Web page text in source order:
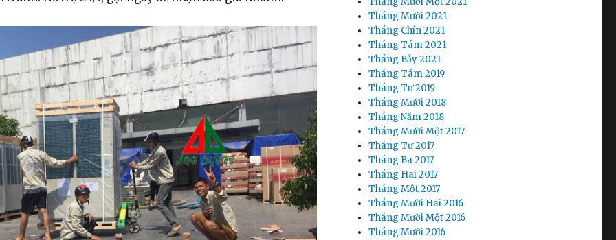
Tháng Mười 2021
Tháng Chín 2021
Tháng Tám 2021
Tháng Bảy 2021
Tháng Tám 2019
Tháng Tư 2019
Tháng Mười 2018
Tháng Năm 2018
Tháng Mười Một 2017
Tháng Tư 2017
Tháng Ba 2017
Tháng Hai 2017
Tháng Một 2017
Tháng Mười Hai 2016
Tháng Mười Một 2016
Tháng Mười 2016